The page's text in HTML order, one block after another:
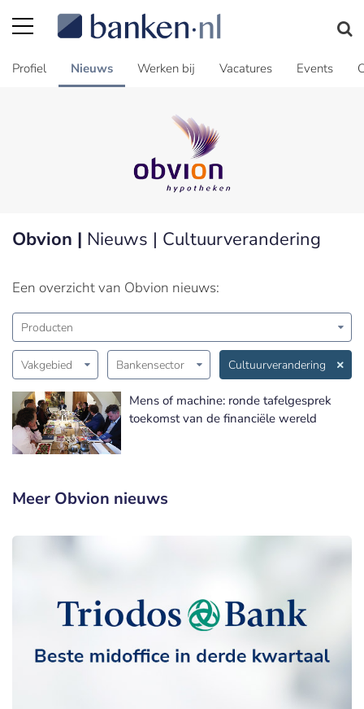
Profiel Nieuws Werken bij Vacatures Events
Obvion | Nieuws | Cultuurverandering
Een overzicht van Obvion nieuws:
Producten
Vakgebied Bankensector Cultuurverandering
Mens of machine: ronde tafelgesprek
toekomst van de financiële wereld
Meer Obvion nieuws